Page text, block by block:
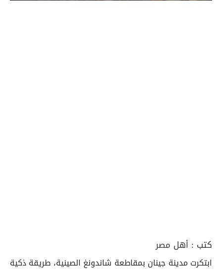
كتب : أهل مصر
ابتكرت مدينة جينان بمقاطعة شاندونغ الصينية، طريقة ذكية